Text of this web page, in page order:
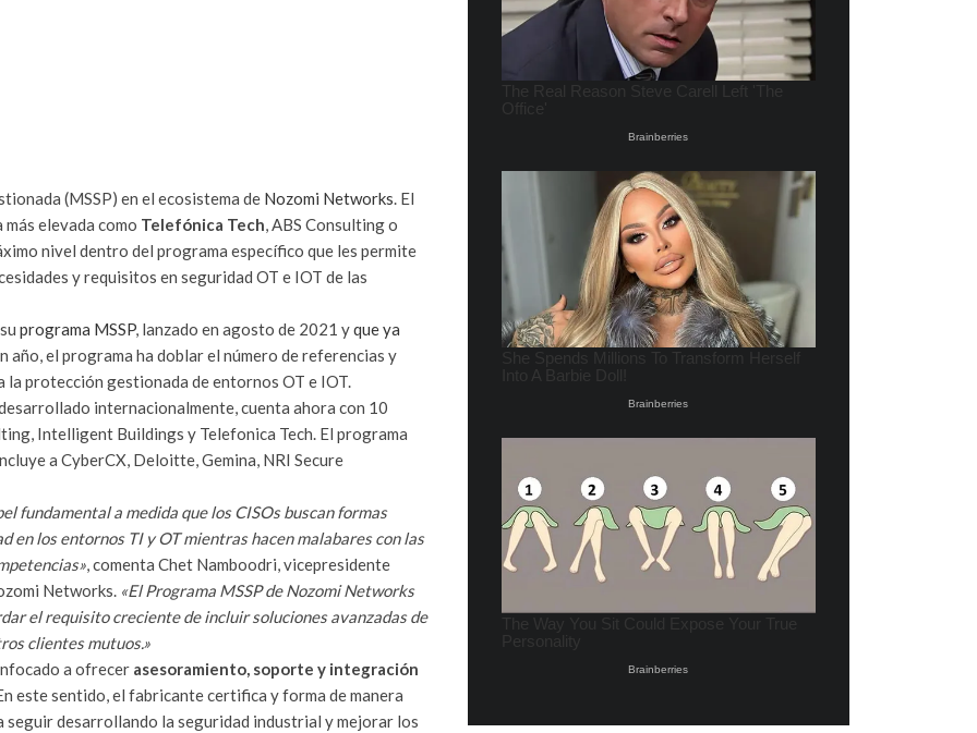
(MSSP) en el ecosistema de Nozomi Networks. El
elevada como Telefónica Tech, ABS Consulting o
nivel dentro del programa específico que les permite
y requisitos en seguridad OT e IOT de las
programa MSSP, lanzado en agosto de 2021 yque ya
año, el programa ha doblar el número de referencias y
la protección gestionada de entornos OT e IOT.
internacionalmente, cuenta ahora con 10
Intelligent Buildings y Telefonica Tech. El programa
a CyberCX, Deloitte, Gemina, NRI Secure
fundamental a medida que los CISOs buscan formas
los entornos TI y OT mientras hacen malabares con las
, comenta Chet Namboodri, vicepresidente
Networks. «El Programa MSSP de Nozomi Networks
el requisito creciente de incluir soluciones avanzadas de
clientes mutuos.»
a ofrecer asesoramiento, soporte y integración
este sentido, el fabricante certifica y forma de manera
seguir desarrollando la seguridad industrial y mejorar los